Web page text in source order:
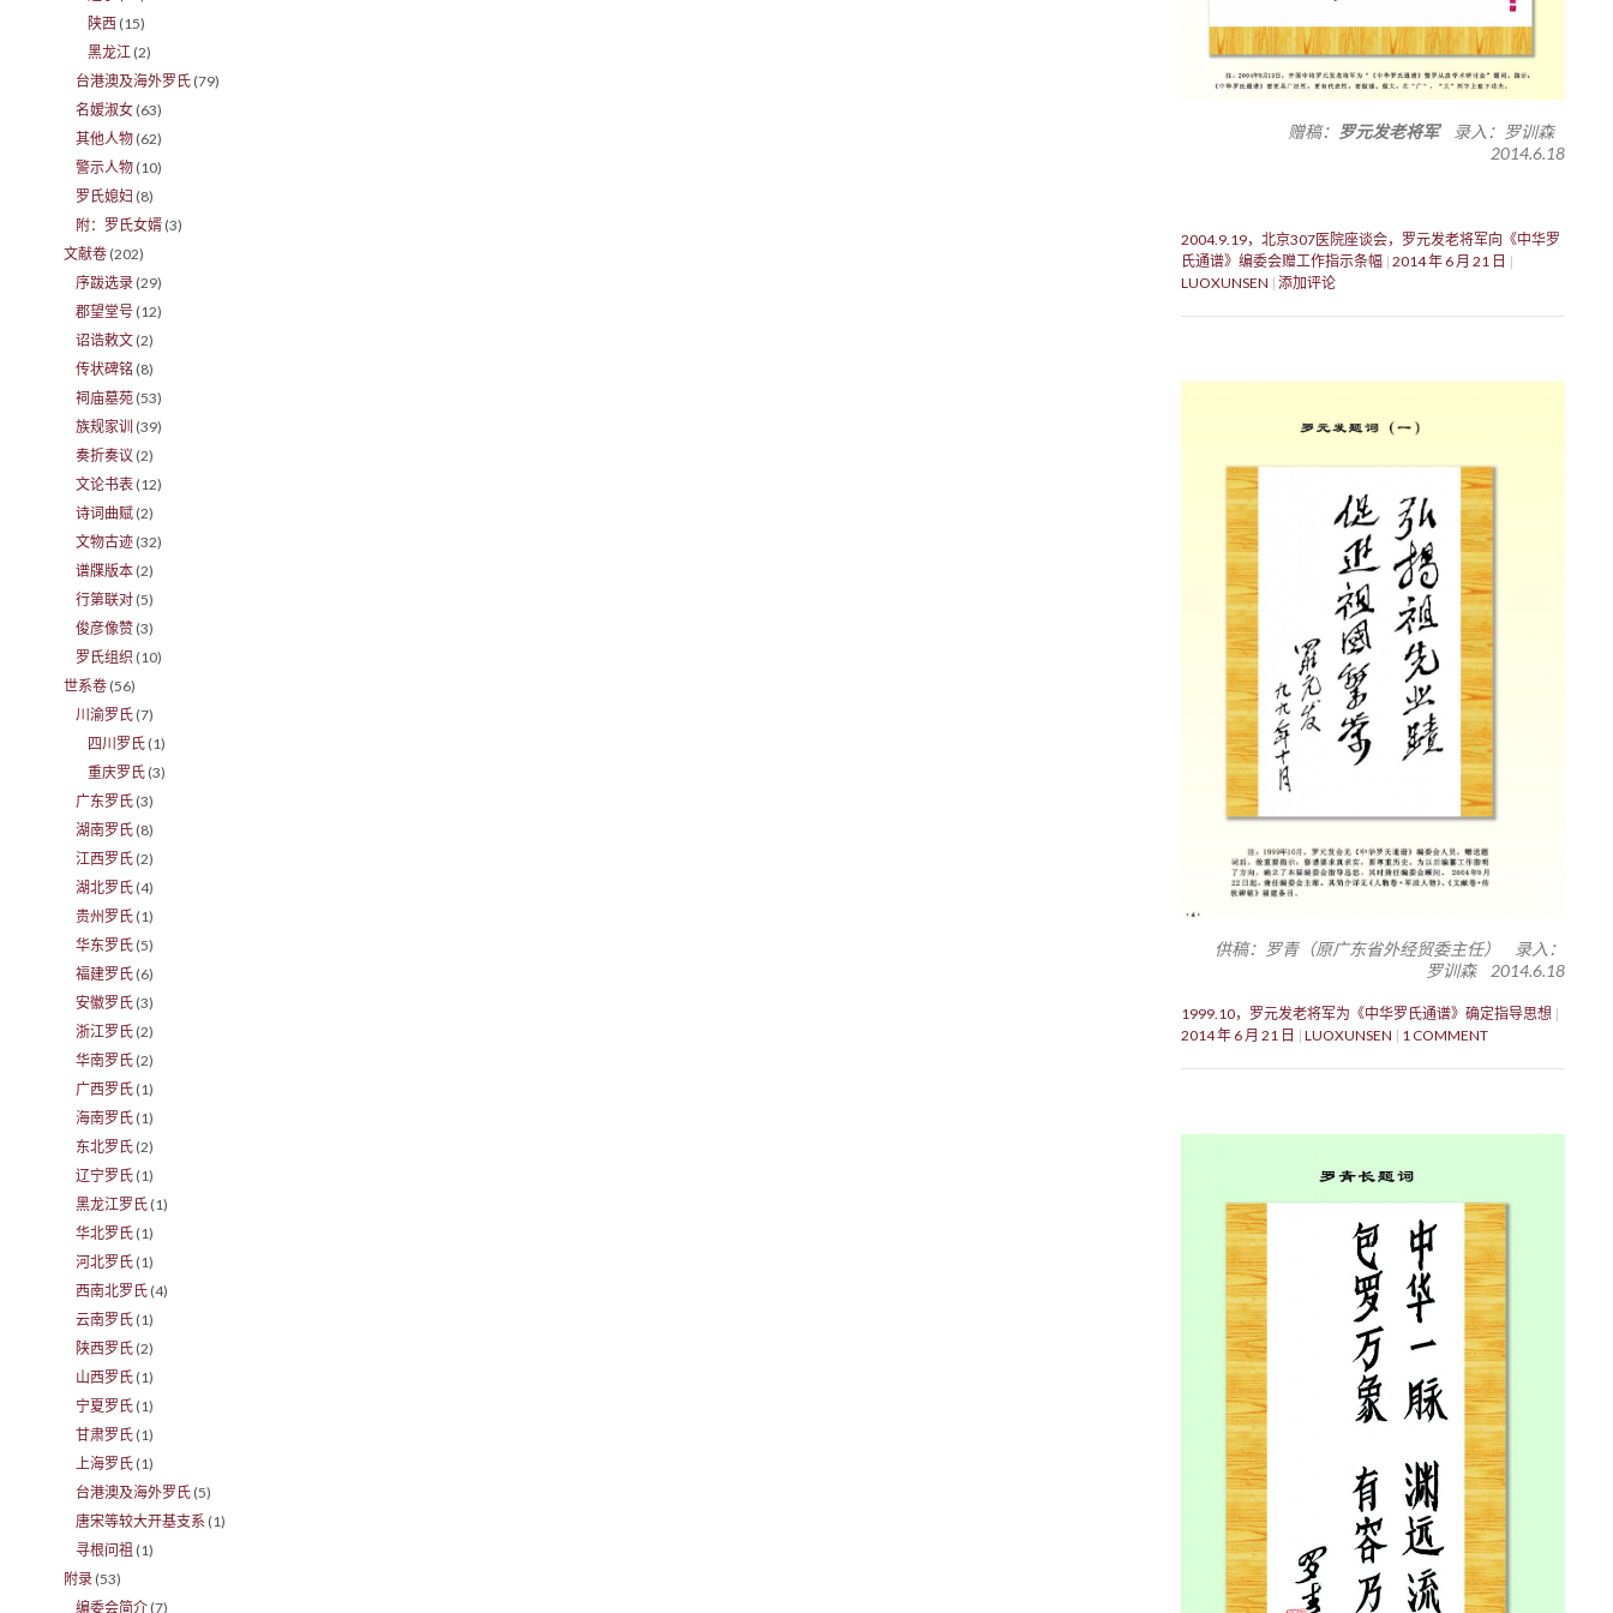
赠稿： 罗元发老将军录入：罗训森
2014.6.18
2004.9.19，北京307医院座谈会，罗元发老将军向《中华罗
氏通谱》编委会赠工作指示条幅 2014 年 6 月 21 日
LUOXUNSEN 添加评论
供稿：罗青（原广东省外经贸委主任） 录入：
罗训森 2014.6.18
1999.10，罗元发老将军为《中华罗氏通谱》确定指导思想
2014 年 6 月 21 日
LUOXUNSEN 1 COMMENT
陕西 (15)
黑龙江 (2)
台港澳及海外罗氏 (79)
名嫒淑女 (63)
其他人物 (62)
警示人物 (10)
罗氏媳妇 (8)
附：罗氏女婿 (3)
文献卷 (202)
序跋选录 (29)
郡望堂号 (12)
诏诰敕文 (2)
传状碑铭 (8)
祠庙墓苑 (53)
族规家训 (39)
奏折奏议 (2)
文论书表 (12)
诗词曲赋 (2)
文物古迹 (32)
谱牒版本 (2)
行第联对 (5)
俊彦像赞 (3)
罗氏组织 (10)
世系卷 (56)
川渝罗氏 (7)
四川罗氏 (1)
重庆罗氏 (3)
广东罗氏 (3)
湖南罗氏 (8)
江西罗氏 (2)
湖北罗氏 (4)
贵州罗氏 (1)
华东罗氏 (5)
福建罗氏 (6)
安徽罗氏 (3)
浙江罗氏 (2)
华南罗氏 (2)
广西罗氏 (1)
海南罗氏 (1)
东北罗氏 (2)
辽宁罗氏 (1)
黑龙江罗氏 (1)
华北罗氏 (1)
河北罗氏 (1)
西南北罗氏 (4)
云南罗氏 (1)
陕西罗氏 (2)
山西罗氏 (1)
宁夏罗氏 (1)
甘肃罗氏 (1)
上海罗氏 (1)
台港澳及海外罗氏 (5)
唐宋等较大开基支系 (1)
寻根问祖 (1)
附录 (53)
编委会简介 (7)